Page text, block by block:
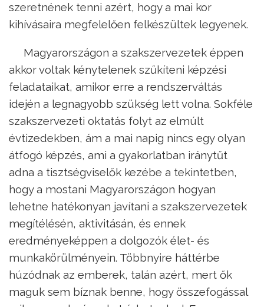
szeretnének tenni azért, hogy a mai kor
kihívásaira megfelelően felkészültek legyenek.
Magyarországon a szakszervezetek éppen
akkor voltak kénytelenek szűkíteni képzési
feladataikat, amikor erre a rendszerváltás
idején a legnagyobb szükség lett volna. Sokféle
szakszervezeti oktatás folyt az elmúlt
évtizedekben, ám a mai napig nincs egy olyan
átfogó képzés, ami a gyakorlatban iránytűt
adna a tisztségviselők kezébe a tekintetben,
hogy a mostani Magyarországon hogyan
lehetne hatékonyan javítani a szakszervezetek
megítélésén, aktivitásán, és ennek
eredményeképpen a dolgozók élet- és
munkakörülményein. Többnyire háttérbe
húzódnak az emberek, talán azért, mert ők
maguk sem bíznak benne, hogy összefogással